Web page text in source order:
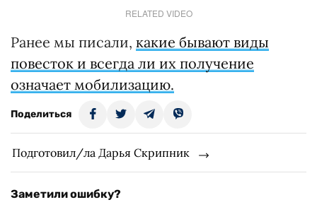
RELATED VIDEO
Ранее мы писали, какие бывают виды
повесток и всегда ли их получение
означает мобилизацию.
Поделиться
Подготовил/ла Дарья Скрипник
Заметили ошибку?